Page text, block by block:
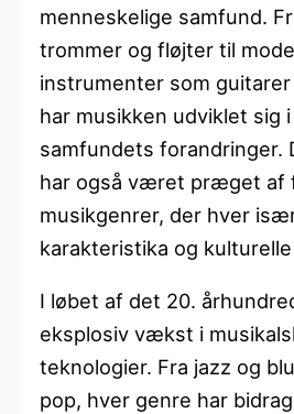
menneskelige samfund.
trommer og fløjter til
instrumenter som
har musikken udviklet sig
samfundets forandringer.
har også været præget af
musikgenrer, der hver
karakteristika og
I løbet af det 20.
eksplosiv vækst i
teknologier. Fra jazz og
pop, hver genre har